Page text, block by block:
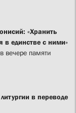
«Хранить
в единстве с ними»
вечере памяти
в переводе